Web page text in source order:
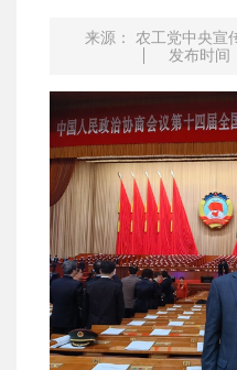
来源： 农工党中央宣
发布时间